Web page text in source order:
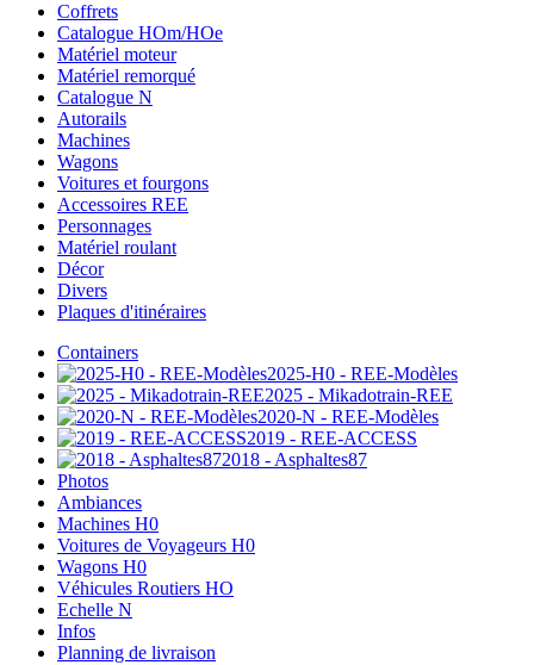
Coffrets
Catalogue HOm/HOe
Matériel moteur
Matériel remorqué
Catalogue N
Autorails
Machines
Wagons
Voitures et fourgons
Accessoires REE
Personnages
Matériel roulant
Décor
Divers
Plaques d'itinéraires
Containers
2025-H0 - REE-Modèles
2025 - Mikadotrain-REE
2020-N - REE-Modèles
2019 - REE-ACCESS
2018 - Asphaltes87
Photos
Ambiances
Machines H0
Voitures de Voyageurs H0
Wagons H0
Véhicules Routiers HO
Echelle N
Infos
Planning de livraison